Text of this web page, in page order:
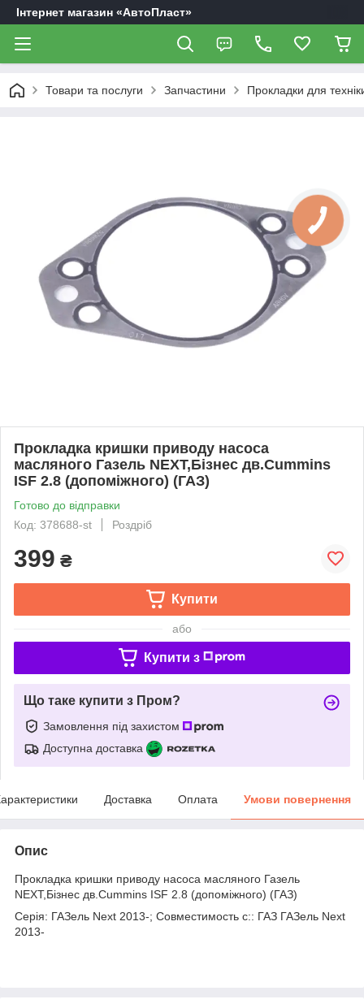
Інтернет магазин «АвтоПласт»
Товари та послуги Запчастини Прокладки для
Прокладка кришки приводу насоса
масляного Газель NEXT,Бізнес дв.Cummins
ISF 2.8 (допоміжного) (ГАЗ)
Готово до відправки
Код: 378688-st
Роздріб
399 ₴
Купити
або
Купити з
Що таке купити з Пром?
Замовлення під захистом
Доступна доставка
Доставка Оплата Умови повернення
Опис
Прокладка кришки приводу насоса масляного Газель
NEXT,Бізнес дв.Cummins ISF 2.8 (допоміжного) (ГАЗ)
Серія: ГАЗель Next 2013-; Совместимость с:: ГАЗ ГАЗель Next
2013-